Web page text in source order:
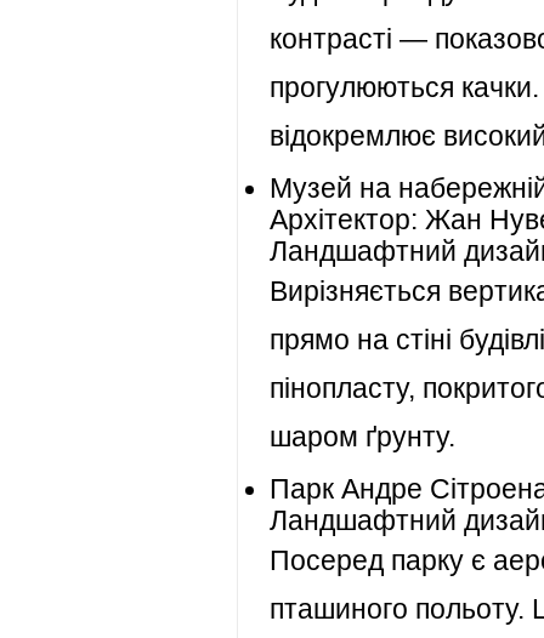
контрасті —
прогулюються
відокремлює
Музей на
Архітектор: Жан
Ландшафтний
Вирізняється
прямо на стіні
пінопласту,
шаром ґрунту.
Парк Андре
Ландшафтний
Посеред парку є
пташиного польоту.